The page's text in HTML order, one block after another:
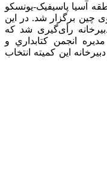
آسیا پاسیفیک-یونسکو
در شهر گوانژوی چین برگزار شد. در این
رأی‌گیری شد كه
انجمن كتابداري و
این کمیته انتخاب